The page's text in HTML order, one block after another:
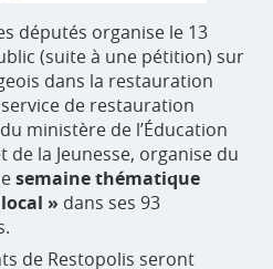
députés organise le 13
(suite à une pétition) sur
dans la restauration
de restauration
ministère de l’Éducation
de la Jeunesse, organise du
semaine thématique
» dans ses 93
de Restopolis seront